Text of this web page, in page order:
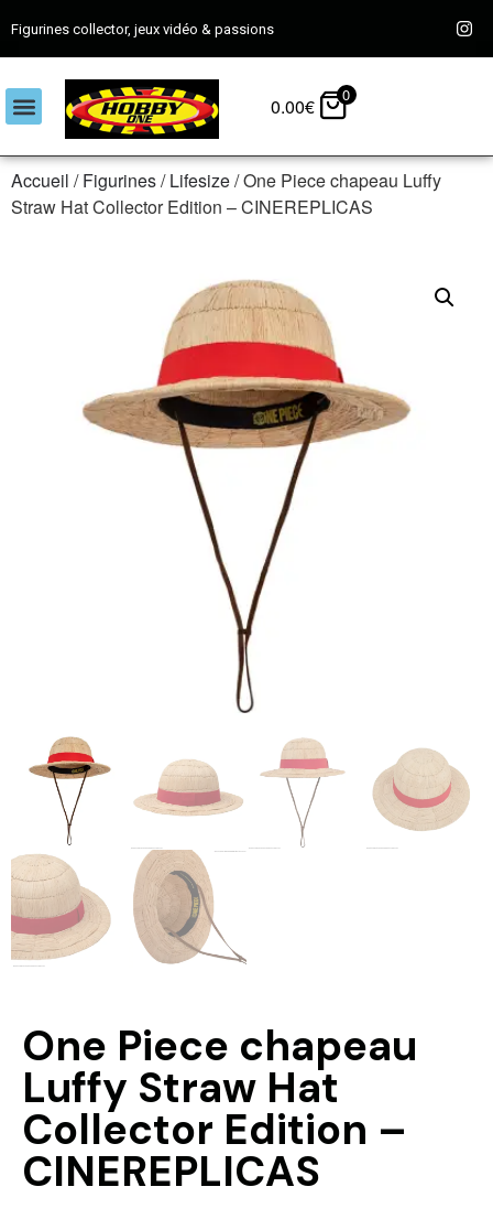
Figurines collector, jeux vidéo & passions
0.00€ 0
Accueil /Figurines/Lifesize/ One Piece chapeau Luffy
Straw Hat Collector Edition – CINEREPLICAS
One Piece chapeau
Luffy Straw Hat
Collector Edition –
CINEREPLICAS